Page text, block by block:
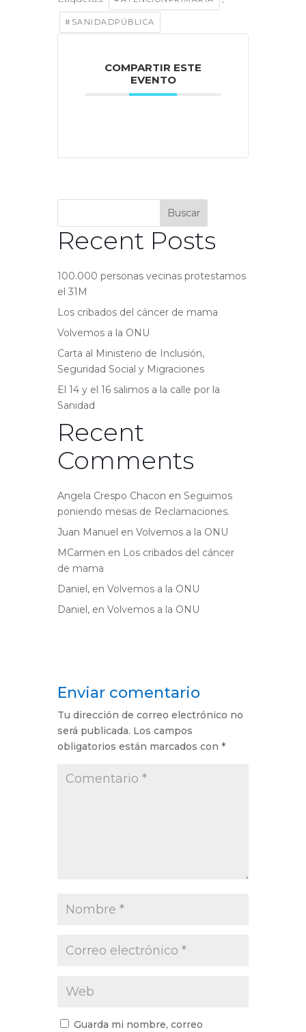
#SANIDADPÚBLICA
COMPARTIR ESTE
EVENTO
Buscar
Recent Posts
100.000 personas vecinas protestamos
el 31M
Los cribados del cáncer de mama
Volvemos a la ONU
Carta al Ministerio de Inclusión,
Seguridad Social y Migraciones
El 14 y el 16 salimos a la calle por la
Sanidad
Recent
Comments
Angela Crespo Chacon en Seguimos
poniendo mesas de Reclamaciones.
Juan Manuel en Volvemos a la ONU
MCarmen en Los cribados del cáncer
de mama
Daniel, en Volvemos a la ONU
Daniel, en Volvemos a la ONU
Enviar comentario
Tu dirección de correo electrónico no
será publicada. Los campos
obligatorios están marcados con *
Guarda mi nombre, correo